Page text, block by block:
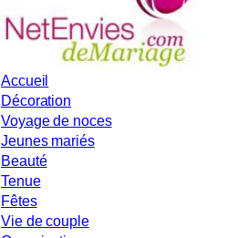
Accueil
Décoration
Voyage de noces
Jeunes mariés
Beauté
Tenue
Fêtes
Vie de couple